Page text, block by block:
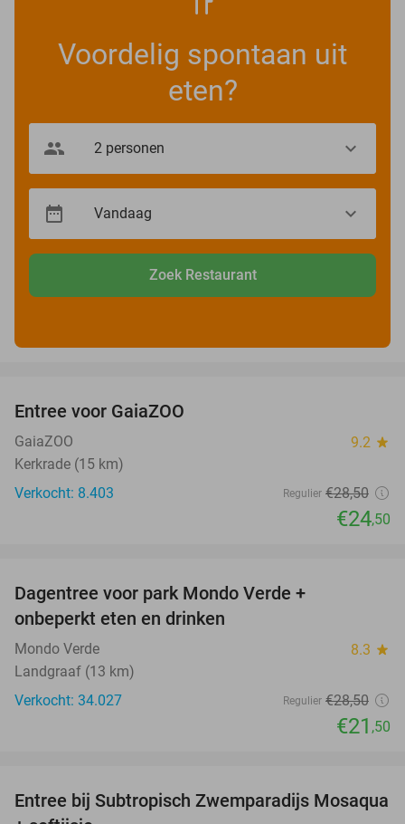
Voordelig spontaan uit
eten?
Zoek Restaurant
Entree voor GaiaZOO
GaiaZOO 9.2 star
Kerkrade (15 km)
Verkocht: 8.403
Regulier €28,50
€24,50
Dagentree voor park Mondo Verde +
onbeperkt eten en drinken
Mondo Verde 8.3 star
Landgraaf (13 km)
Verkocht: 34.027
Regulier €28,50
€21 ,50
25%
Entree bij Subtropisch Zwemparadijs Mosaqua